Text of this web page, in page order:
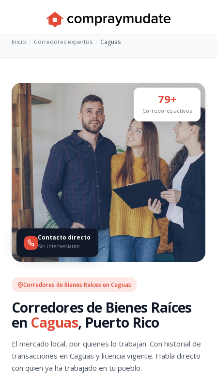
Inicio Corredores expertos Caguas
Corredores de Bienes Raíces en Caguas
Corredores de Bienes Raíces
en Caguas, Puerto Rico
El mercado local, por quienes lo trabajan. Con historial de
transacciones en Caguas y licencia vigente. Habla directo
con quien ya ha trabajado en tu pueblo.
79+
Corredores activos
Contacto directo
Sin intermediarios